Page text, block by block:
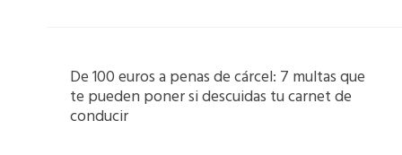
De 100 euros a penas de cárcel: 7 multas que
te pueden poner si descuidas tu carnet de
conducir